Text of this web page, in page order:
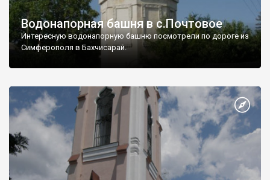
Водонапорная башня в с.Почтовое
Интересную водонапорную башню посмотрели по дороге из
Симферополя в Бахчисарай.